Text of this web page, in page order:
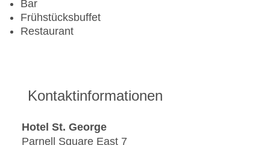
Bar
Frühstücksbuffet
Restaurant
Kontaktinformationen
Hotel St. George
Parnell Square East 7